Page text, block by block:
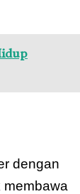
dengan
membawa